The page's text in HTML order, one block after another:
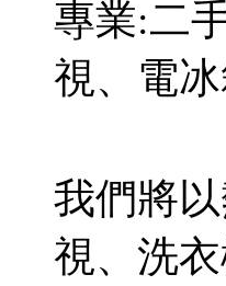
專業:二
視、電
我們將
視、洗